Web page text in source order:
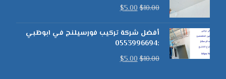
$10.00
$5.00
أفضل شركة تركيب فورسيلنج في ابوظبي
:0553996694
$10.00
$5.00